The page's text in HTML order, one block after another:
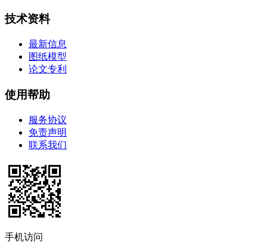
技术资料
最新信息
图纸模型
论文专利
使用帮助
服务协议
免责声明
联系我们
手机访问